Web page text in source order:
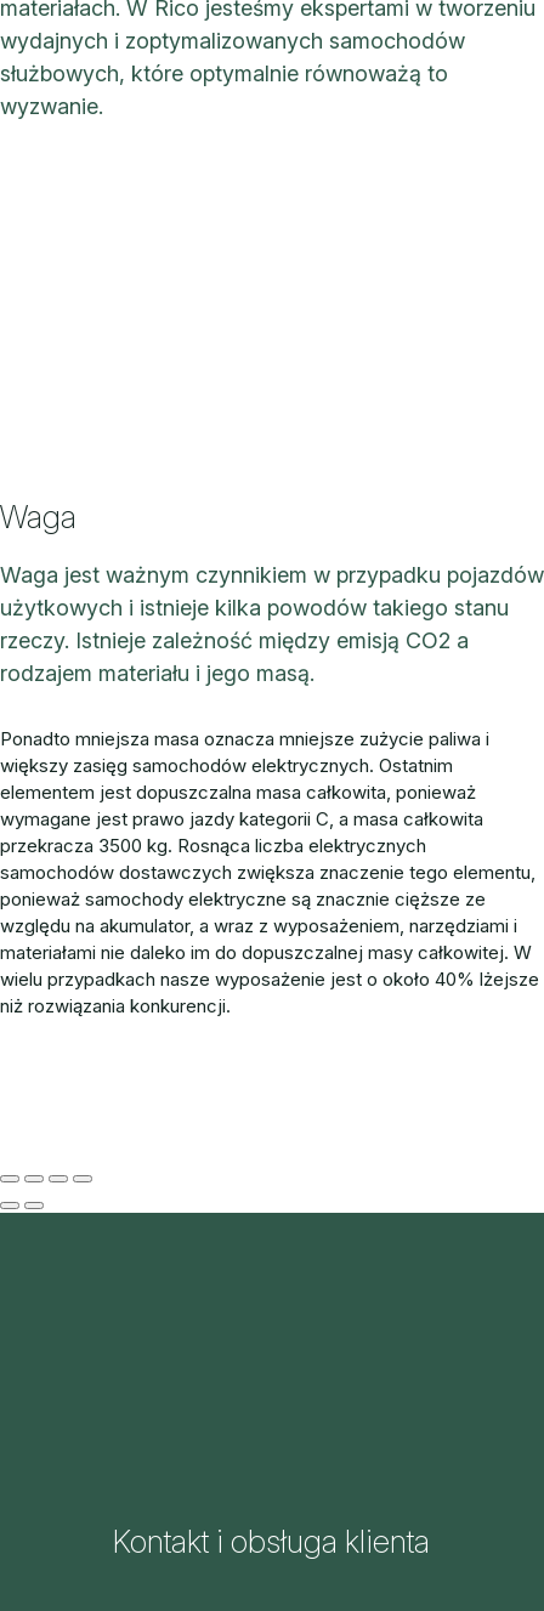
materiałach. W Rico jesteśmy ekspertami w tworzeniu
wydajnych i zoptymalizowanych samochodów
służbowych, które optymalnie równoważą to
wyzwanie.
Waga
Waga jest ważnym czynnikiem w przypadku pojazdów
użytkowych i istnieje kilka powodów takiego stanu
rzeczy. Istnieje zależność między emisją CO2 a
rodzajem materiału i jego masą.
Ponadto mniejsza masa oznacza mniejsze zużycie paliwa i
większy zasięg samochodów elektrycznych. Ostatnim
elementem jest dopuszczalna masa całkowita, ponieważ
wymagane jest prawo jazdy kategorii C, a masa całkowita
przekracza 3500 kg. Rosnąca liczba elektrycznych
samochodów dostawczych zwiększa znaczenie tego elementu,
ponieważ samochody elektryczne są znacznie cięższe ze
względu na akumulator, a wraz z wyposażeniem, narzędziami i
materiałami nie daleko im do dopuszczalnej masy całkowitej. W
wielu przypadkach nasze wyposażenie jest o około 40% lżejsze
niż rozwiązania konkurencji.
Kontakt i obsługa klienta